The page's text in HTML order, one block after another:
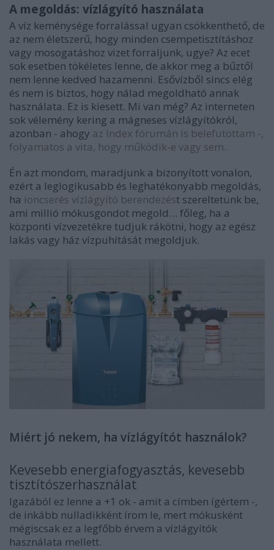
A megoldás: vízlágyító használata
A víz keménysége forralással ugyan csökkenthető, de
az nem életszerű, hogy minden csempetisztításhoz
vagy mosogatáshoz vizet forraljunk, ugye? Az ecet
sok esetben tökéletes lenne, de akkor meg a bűztől
nem lenne kedved hazamenni. Esővízből sincs elég
és nem is biztos, hogy nálad megoldható annak
használata. Ez is kiesett. Mi van még? Az interneten
sok vélemény kering a mágneses vízlágyítókról,
azonban - ahogy az Index fórumán is belefutottam -,
folyamatos a vita, hogy működik-e vagy sem.
Én azt mondom, maradjunk a bizonyított vonalon,
ezért a leglogikusabb és leghatékonyabb megoldás,
ha ioncserés vízlágyító berendezést szereltetünk be,
ami millió mókusgondot megold… főleg, ha a
központi vízvezetékre tudjuk rákötni, hogy az egész
lakás vagy ház vízpuhítását megoldjuk.
Miért jó nekem, ha vízlágyítót használok?
Kevesebb energiafogyasztás, kevesebb
tisztítószerhasználat
Igazából ez lenne a +1 ok - amit a címben ígértem -,
de inkább nulladikként írom le, mert mókusként
mégiscsak ez a legfőbb érvem a vízlágyítók
használata mellett.